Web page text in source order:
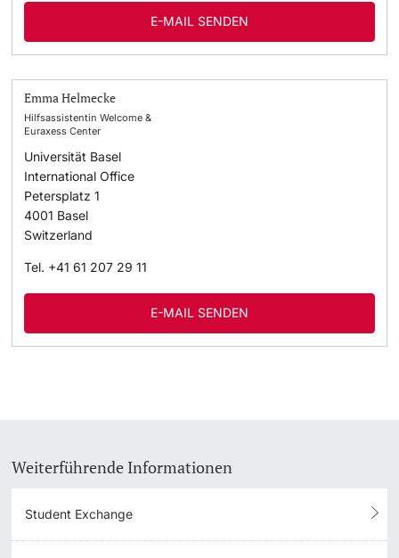
E-MAIL SENDEN
Emma Helmecke
Hilfsassistentin Welcome &
Euraxess Center
Universität Basel
International Office
Petersplatz 1
4001 Basel
Switzerland
Tel. +41 61 207 29 11
E-MAIL SENDEN
Weiterführende Informationen
Student Exchange